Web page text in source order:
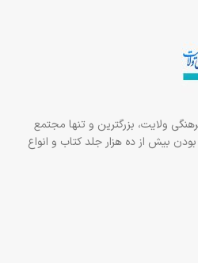
ولایت، بزرگترین و تنها مجتمع
بیش از ده هزار جلد کتاب و انواع